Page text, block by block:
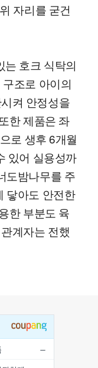
자리를 굳건
는 호크 식탁의
조로 아이의
켜 안정성을
한 제품은 좌
로 생후 6개월
있어 실용성까
도밤나무를 주
닿아도 안전한
한 부분도 육
계자는 전했